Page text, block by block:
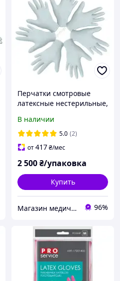
Перчатки смотровые
латексные нестерильные,
В наличии
5.0 (2)
от417₴/мес
2 500₴/упаковка
Купить
Магазин медичних товарів "МАКСМЕД" 96%